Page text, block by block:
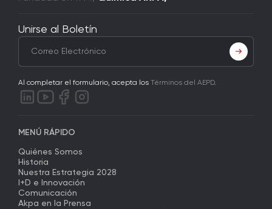
Unirse al Boletín
Al completar el formulario, acepta los Términos del AEPD.
MENÚ RÁPIDO
Quiénes Somos
Historia
Nuestra Estrategia 2028
I+D e Innovación
Comunicación
Akpa en la Prensa